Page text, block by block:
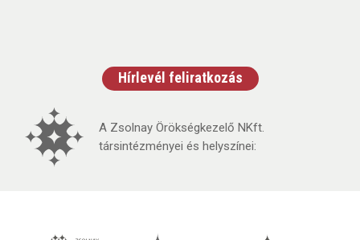
Hírlevél feliratkozás
A Zsolnay Örökségkezelő NKft.
társintézményei és helyszínei: